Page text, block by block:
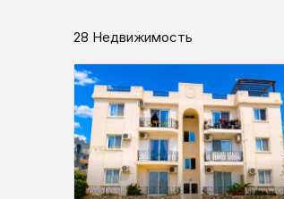
28 Недвижимость